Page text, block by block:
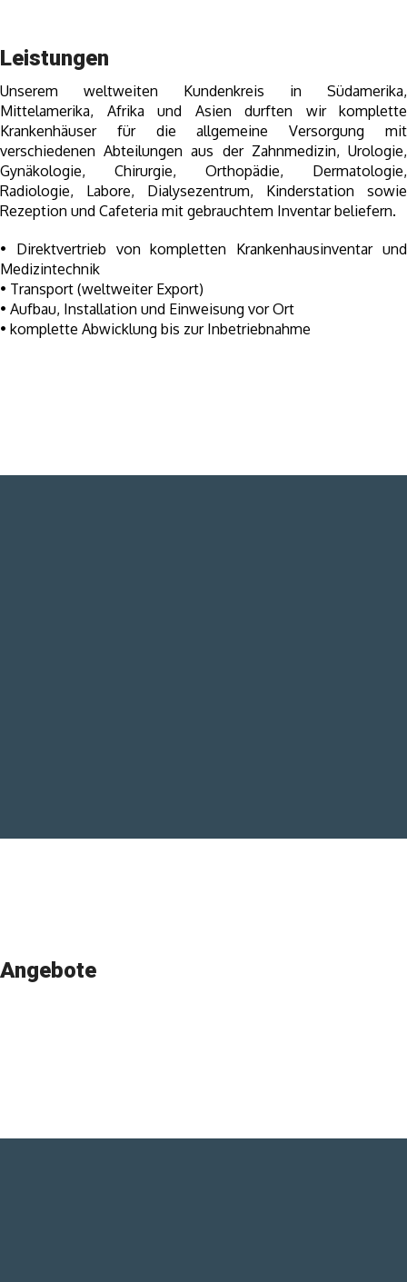
Leistungen
Unserem weltweiten Kundenkreis in Südamerika,
Mittelamerika, Afrika und Asien durften wir komplette
Krankenhäuser für die allgemeine Versorgung mit
verschiedenen Abteilungen aus der Zahnmedizin, Urologie,
Gynäkologie, Chirurgie, Orthopädie, Dermatologie,
Radiologie, Labore, Dialysezentrum, Kinderstation sowie
Rezeption und Cafeteria mit gebrauchtem Inventar beliefern.
• Direktvertrieb von kompletten Krankenhausinventar und
Medizintechnik
• Transport (weltweiter Export)
• Aufbau, Installation und Einweisung vor Ort
• komplette Abwicklung bis zur Inbetriebnahme
Angebote